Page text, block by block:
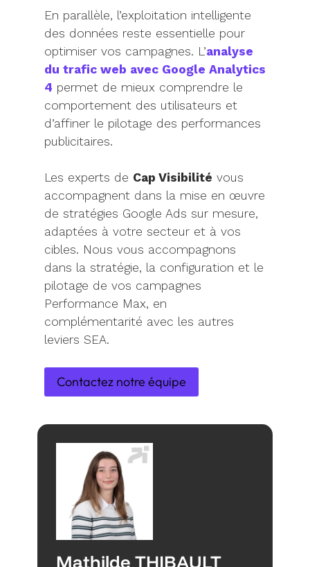
En parallèle, l’exploitation intelligente
des données reste essentielle pour
optimiser vos campagnes. L’analyse
du trafic web avec Google Analytics
4 permet de mieux comprendre le
comportement des utilisateurs et
d’affiner le pilotage des performances
publicitaires.
Les experts de Cap Visibilité vous
accompagnent dans la mise en œuvre
de stratégies Google Ads sur mesure,
adaptées à votre secteur et à vos
cibles. Nous vous accompagnons
dans la stratégie, la configuration et le
pilotage de vos campagnes
Performance Max, en
complémentarité avec les autres
leviers SEA.
Contactez notre équipe
Mathilde THIBAULT